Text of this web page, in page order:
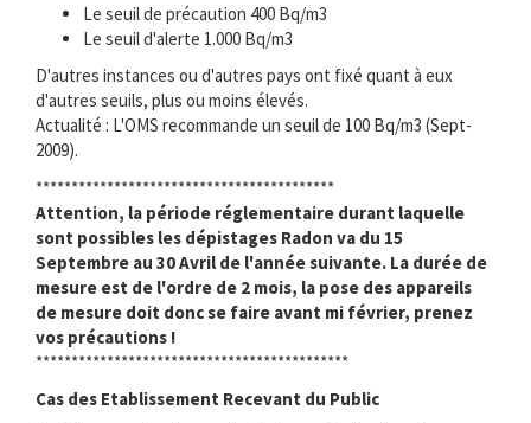
Le seuil de précaution 400 Bq/m3
Le seuil d'alerte 1.000 Bq/m3
D'autres instances ou d'autres pays ont fixé quant à eux
d'autres seuils, plus ou moins élevés.
Actualité : L'OMS recommande un seuil de 100 Bq/m3 (Sept-
2009).
******************************************
Attention, la période réglementaire durant laquelle
sont possibles les dépistages Radon va du 15
Septembre au 30 Avril de l'année suivante. La durée de
mesure est de l'ordre de 2 mois, la pose des appareils
de mesure doit donc se faire avant mi février, prenez
vos précautions !
********************************************
Cas des Etablissement Recevant du Public